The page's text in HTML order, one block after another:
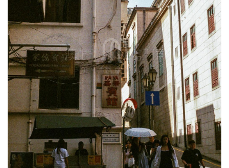
閣
寺
廟
巴
堂
街